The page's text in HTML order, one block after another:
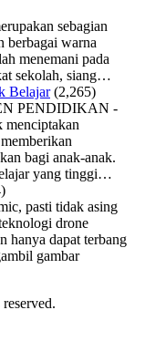
sebagian
berbagai warna
menemani pada
sekolah, siang…
Belajar (2,265)
PENDIDIKAN -
menciptakan
bagi anak-anak.
yang tinggi…
pasti tidak asing
drone
hanya dapat terbang
gambar